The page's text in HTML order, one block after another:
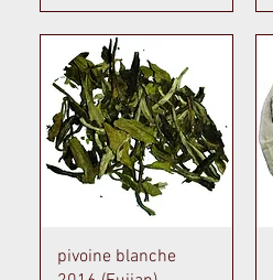
Aperçu rapide
pivoine blanche